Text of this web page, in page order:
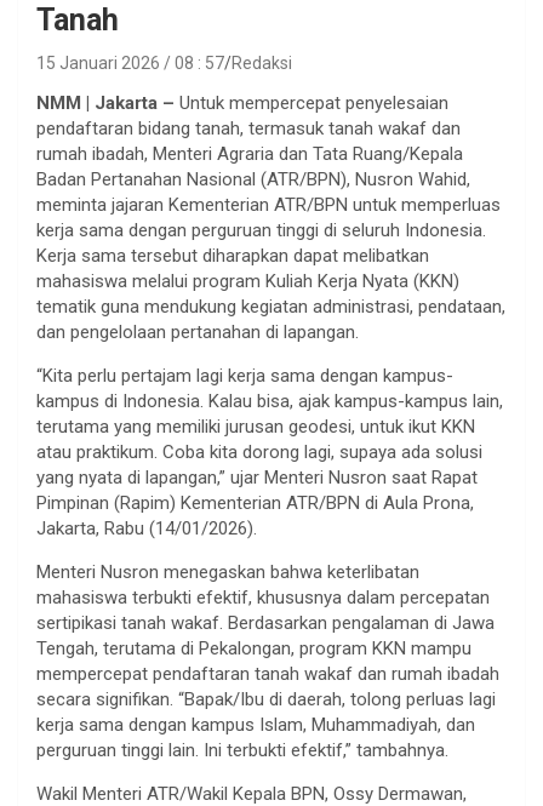
Tanah
15 Januari 2026 / 08 : 57 Redaksi
NMM | Jakarta – Untuk mempercepat penyelesaian
pendaftaran bidang tanah, termasuk tanah wakaf dan
rumah ibadah, Menteri Agraria dan Tata Ruang/Kepala
Badan Pertanahan Nasional (ATR/BPN), Nusron Wahid,
meminta jajaran Kementerian ATR/BPN untuk memperluas
kerja sama dengan perguruan tinggi di seluruh Indonesia.
Kerja sama tersebut diharapkan dapat melibatkan
mahasiswa melalui program Kuliah Kerja Nyata (KKN)
tematik guna mendukung kegiatan administrasi, pendataan,
dan pengelolaan pertanahan di lapangan.
“Kita perlu pertajam lagi kerja sama dengan kampus-
kampus di Indonesia. Kalau bisa, ajak kampus-kampus lain,
terutama yang memiliki jurusan geodesi, untuk ikut KKN
atau praktikum. Coba kita dorong lagi, supaya ada solusi
yang nyata di lapangan,” ujar Menteri Nusron saat Rapat
Pimpinan (Rapim) Kementerian ATR/BPN di Aula Prona,
Jakarta, Rabu (14/01/2026).
Menteri Nusron menegaskan bahwa keterlibatan
mahasiswa terbukti efektif, khususnya dalam percepatan
sertipikasi tanah wakaf. Berdasarkan pengalaman di Jawa
Tengah, terutama di Pekalongan, program KKN mampu
mempercepat pendaftaran tanah wakaf dan rumah ibadah
secara signifikan. “Bapak/Ibu di daerah, tolong perluas lagi
kerja sama dengan kampus Islam, Muhammadiyah, dan
perguruan tinggi lain. Ini terbukti efektif,” tambahnya.
Wakil Menteri ATR/Wakil Kepala BPN, Ossy Dermawan,